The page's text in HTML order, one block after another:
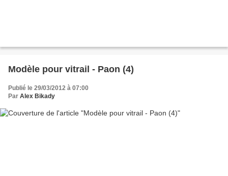
Modèle pour vitrail - Paon (4)
Publié le 29/03/2012 à 07:00
Par Alex Bikady